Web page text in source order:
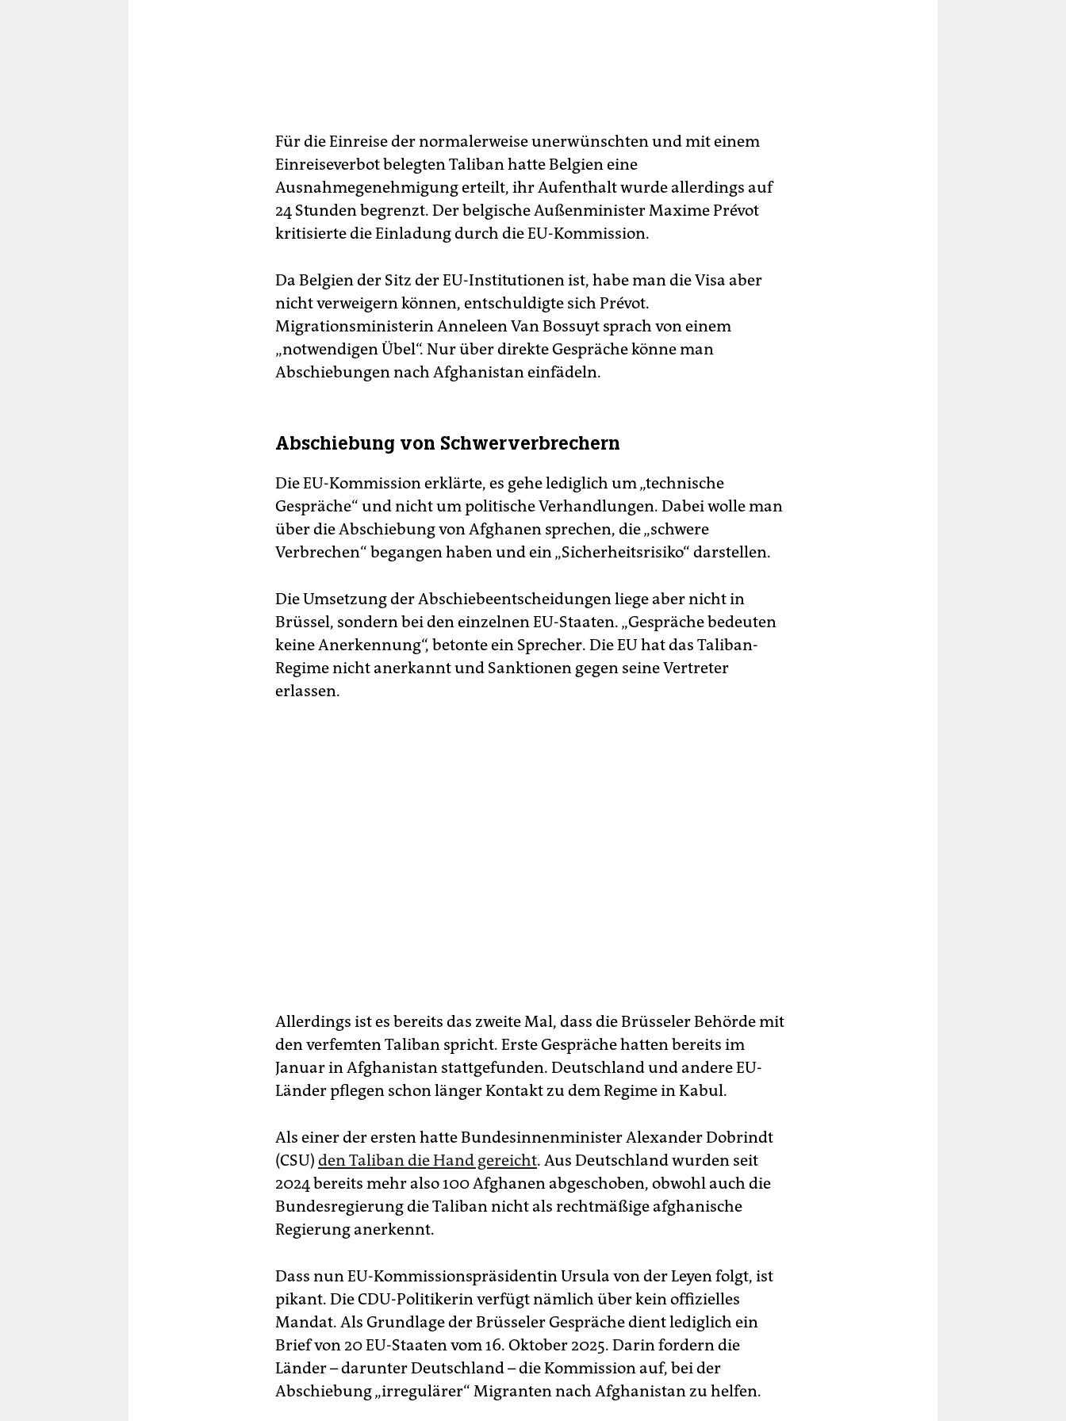
Für die Einreise der normalerweise unerwünschten und mit einem
Einreiseverbot belegten Taliban hatte Belgien eine
Ausnahmegenehmigung erteilt, ihr Aufenthalt wurde allerdings auf
24 Stunden begrenzt. Der belgische Außenminister Maxime Prévot
kritisierte die Einladung durch die EU-Kommission.
Da Belgien der Sitz der EU-Institutionen ist, habe man die Visa aber
nicht verweigern können, entschuldigte sich Prévot.
Migrationsministerin Anneleen Van Bossuyt sprach von einem
„notwendigen Übel“. Nur über direkte Gespräche könne man
Abschiebungen nach Afghanistan einfädeln.
Abschiebung von Schwerverbrechern
Die EU-Kommission erklärte, es gehe lediglich um „technische
Gespräche“ und nicht um politische Verhandlungen. Dabei wolle man
über die Abschiebung von Afghanen sprechen, die „schwere
Verbrechen“ begangen haben und ein „Sicherheitsrisiko“ darstellen.
Die Umsetzung der Abschiebeentscheidungen liege aber nicht in
Brüssel, sondern bei den einzelnen EU-Staaten. „Gespräche bedeuten
keine Anerkennung“, betonte ein Sprecher. Die EU hat das Taliban-
Regime nicht anerkannt und Sanktionen gegen seine Vertreter
erlassen.
Allerdings ist es bereits das zweite Mal, dass die Brüsseler Behörde mit
den verfemten Taliban spricht. Erste Gespräche hatten bereits im
Januar in Afghanistan stattgefunden. Deutschland und andere EU-
Länder pflegen schon länger Kontakt zu dem Regime in Kabul.
Als einer der ersten hatte Bundesinnenminister Alexander Dobrindt
(CSU) den Taliban die Hand gereicht. Aus Deutschland wurden seit
2024 bereits mehr also 100 Afghanen abgeschoben, obwohl auch die
Bundesregierung die Taliban nicht als rechtmäßige afghanische
Regierung anerkennt.
Dass nun EU-Kommissionspräsidentin Ursula von der Leyen folgt, ist
pikant. Die CDU-Politikerin verfügt nämlich über kein offizielles
Mandat. Als Grundlage der Brüsseler Gespräche dient lediglich ein
Brief von 20 EU-Staaten vom 16. Oktober 2025. Darin fordern die
Länder – darunter Deutschland – die Kommission auf, bei der
Abschiebung „irregulärer“ Migranten nach Afghanistan zu helfen.